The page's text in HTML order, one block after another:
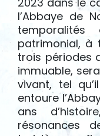
l’Abbaye de
patrimonial, à
trois périodes
immuable,
vivant, tel
entoure
ans
résonances